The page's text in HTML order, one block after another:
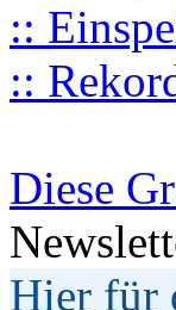
::
::
Diese
Hier für